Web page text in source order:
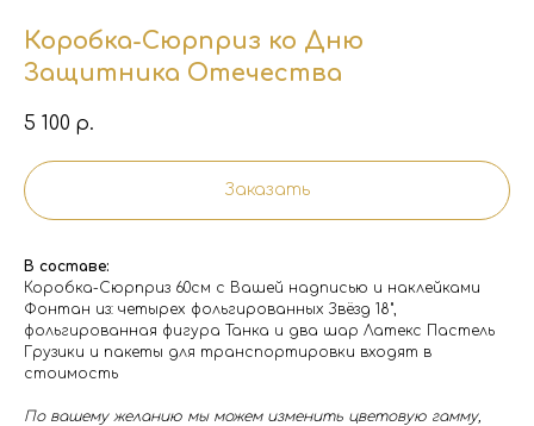
Коробка-Сюрприз ко Дню
Защитника Отечества
5 100 р.
Заказать
В составе:
Коробка-Сюрприз 60см с Вашей надписью и наклейками
Фонтан из: четырех фольгированных Звёзд 18",
фольгированная фигура Танка и два шар Латекс Пастель
Грузики и пакеты для транспортировки входят в
стоимость
По вашему желанию мы можем изменить цветовую гамму,